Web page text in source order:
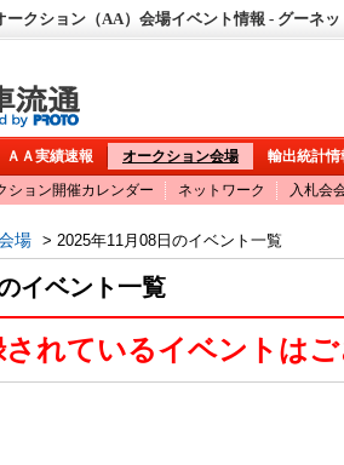
ークション（AA）会場イベント情報 - グーネ
ＡＡ実績速報 オークション会場
輸出統計情
ション開催カレンダー ネットワーク 入札会
場 > 2025年11月08日のイベント一覧
イベント一覧
されているイベントは